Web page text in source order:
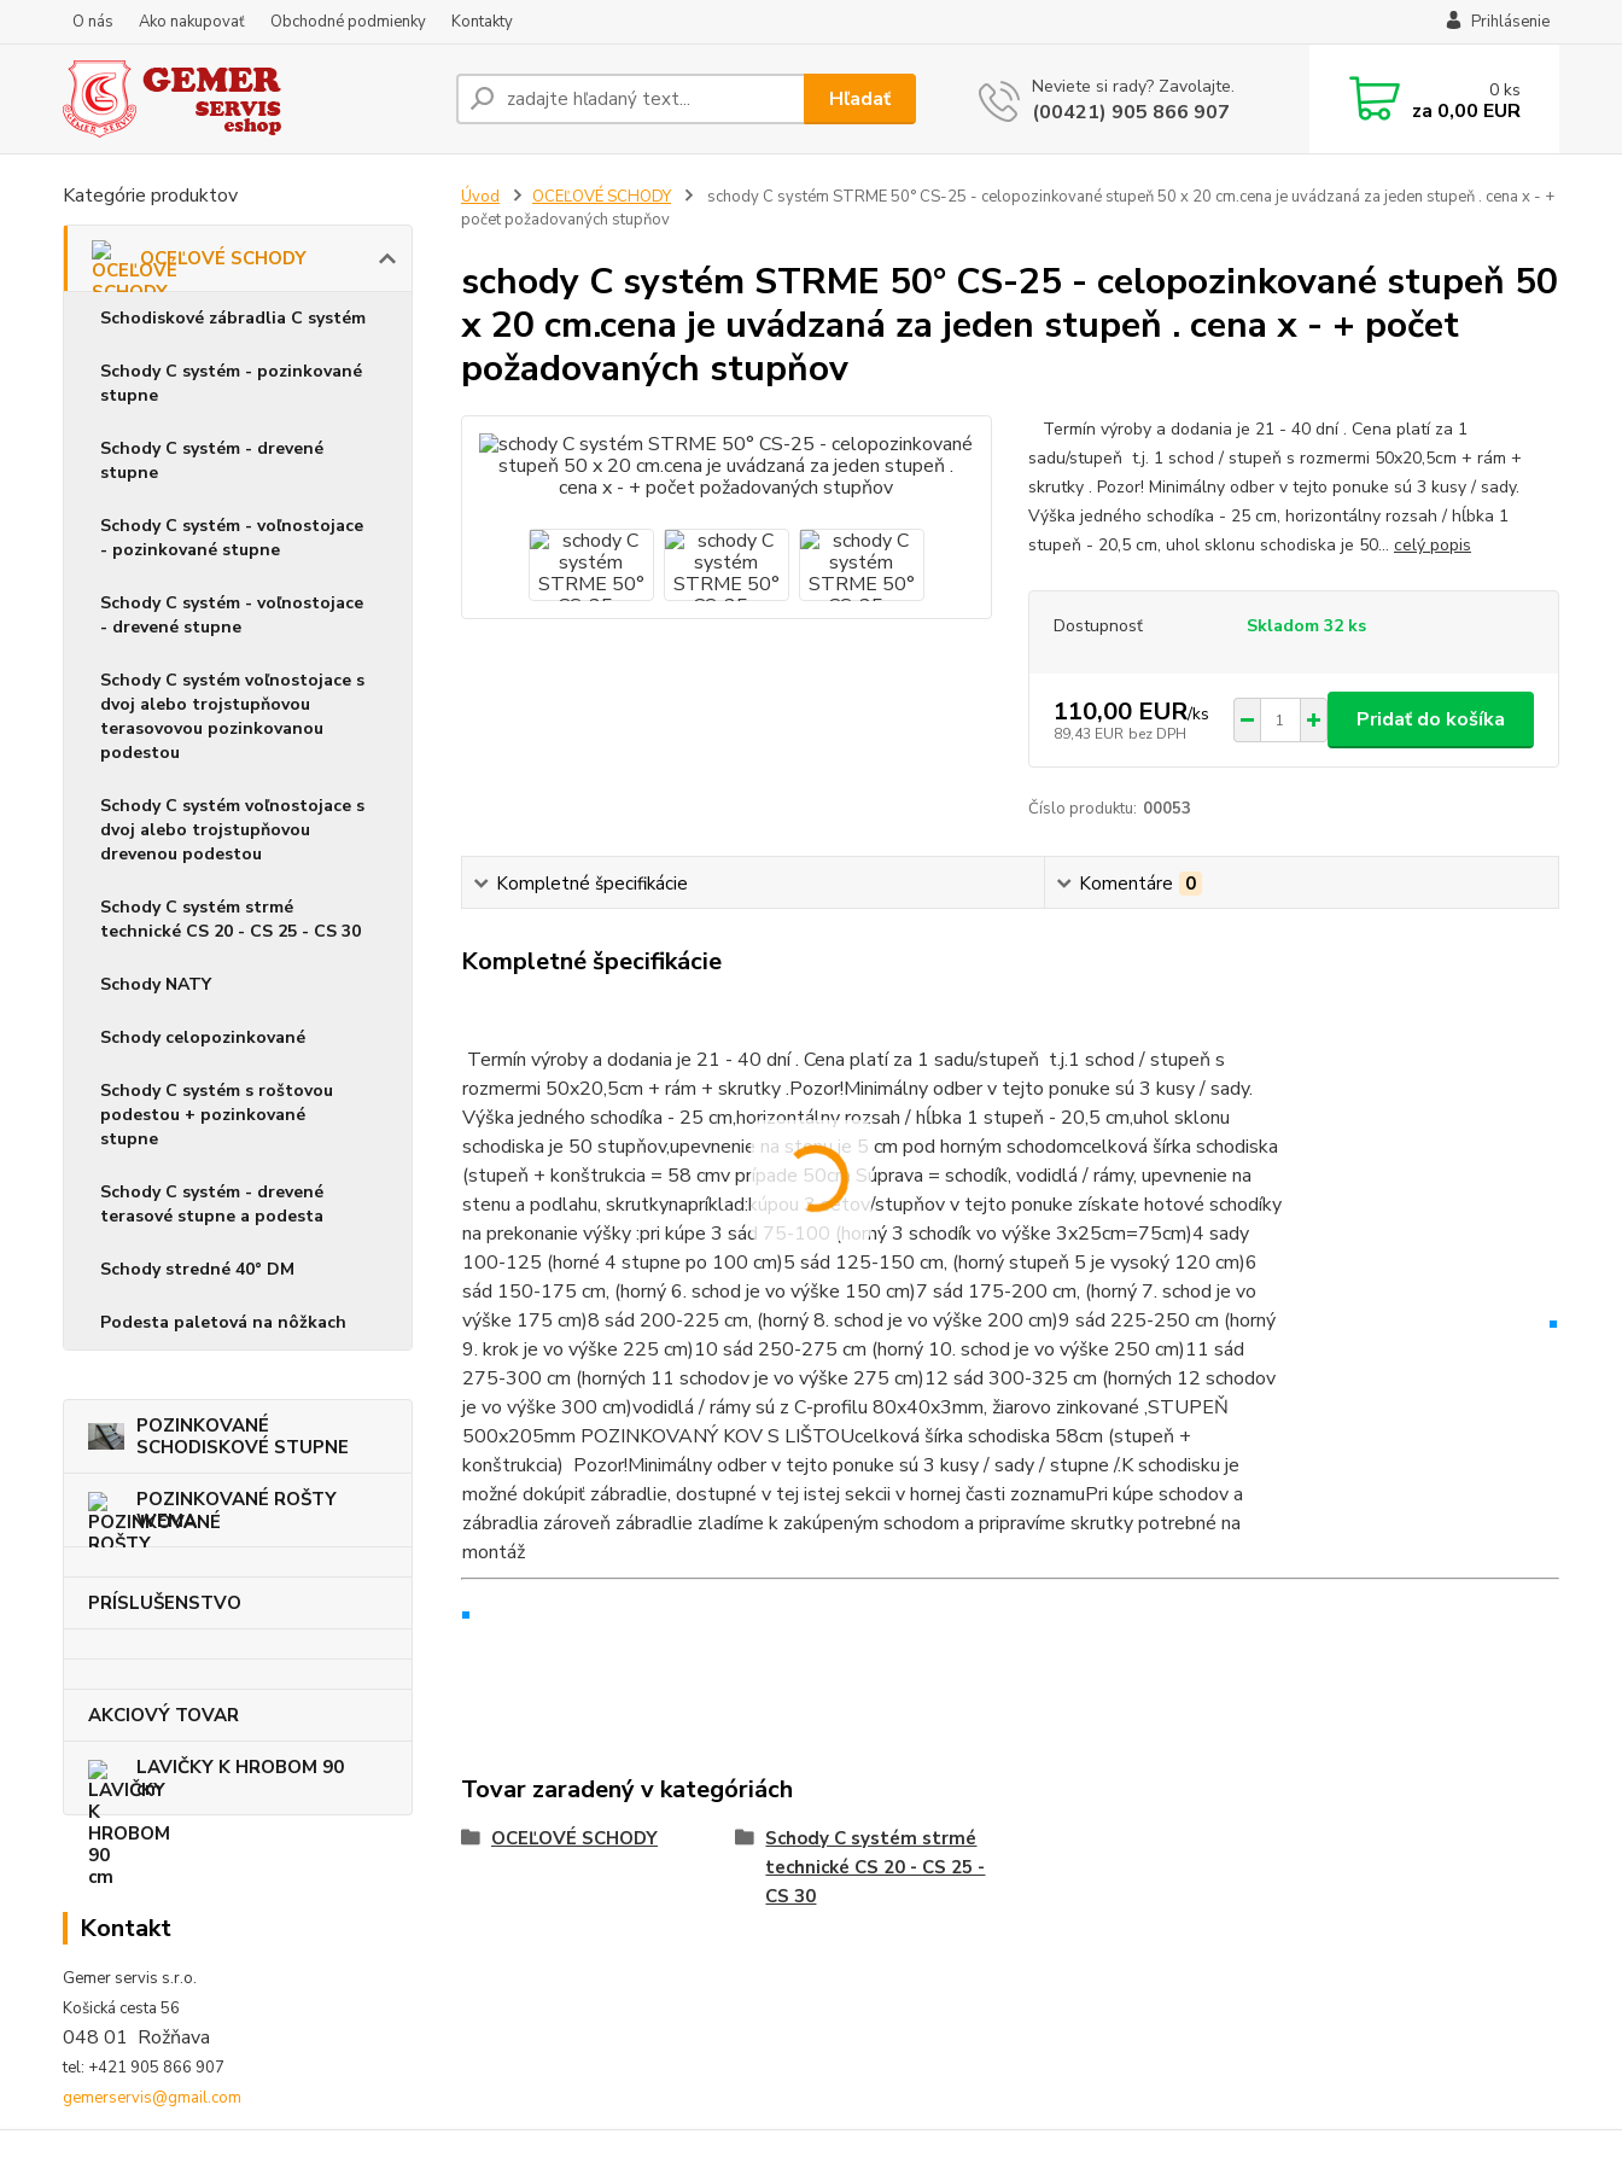
O nás Ako nakupovať Obchodné podmienky Kontakty Prihlásenie
Hľadať Neviete si rady? Zavolajte.
(00421) 905 866 907
0 ks
za 0,00 EUR
Kategórie produktov
OCEĽOVÉ SCHODY
Schodiskové zábradlia C systém
Schody C systém - pozinkované
stupne
Schody C systém - drevené
stupne
Schody C systém - voľnostojace
- pozinkované stupne
Schody C systém - voľnostojace
- drevené stupne
Schody C systém voľnostojace s
dvoj alebo trojstupňovou
terasovovou pozinkovanou
podestou
Schody C systém voľnostojace s
dvoj alebo trojstupňovou
drevenou podestou
Schody C systém strmé
technické CS 20 - CS 25 - CS 30
Schody NATY
Schody celopozinkované
Schody C systém s roštovou
podestou + pozinkované
stupne
Schody C systém - drevené
terasové stupne a podesta
Schody stredné 40° DM
Podesta paletová na nôžkach
POZINKOVANÉ
SCHODISKOVÉ STUPNE
POZINKOVANÉ ROŠTY
WEMA
PRÍSLUŠENSTVO
AKCIOVÝ TOVAR
LAVIČKY K HROBOM 90
cm
Kontakt
Gemer servis s.r.o.
Košická cesta 56
048 01 Rožňava
tel: +421 905 866 907
gemerservis@gmail.com
Úvod OCEĽOVÉ SCHODY
schody C systém STRME 50° CS-25 - celopozinkované stupeň 50 x 20 cm.cena je uvádzaná za jeden stupeň . cena x - +
počet požadovaných stupňov
schody C systém STRME 50° CS-25 - celopozinkované stupeň 50
x 20 cm.cena je uvádzaná za jeden stupeň . cena x - + počet
požadovaných stupňov
Termín výroby a dodania je 21 - 40 dní . Cena platí za 1
sadu/stupeň t.j. 1 schod / stupeň s rozmermi 50x20,5cm + rám +
skrutky . Pozor! Minimálny odber v tejto ponuke sú 3 kusy / sady.
Výška jedného schodíka - 25 cm, horizontálny rozsah / hĺbka 1
stupeň - 20,5 cm, uhol sklonu schodiska je 50... celý popis
Dostupnosť Skladom 32 ks
110,00 EUR/ks
89,43 EUR bez DPH
Pridať do košíka
Číslo produktu: 00053
Kompletné špecifikácie Komentáre 0
Kompletné špecifikácie
Termín výroby a dodania je 21 - 40 dní . Cena platí za 1 sadu/stupeň t.j.1 schod / stupeň s
rozmermi 50x20,5cm + rám + skrutky .Pozor!Minimálny odber v tejto ponuke sú 3 kusy / sady.
Výška jedného schodíka - 25 cm,horizontálny rozsah / hĺbka 1 stupeň - 20,5 cm,uhol sklonu
schodiska je 50 stupňov,upevnenie na stenu je 5 cm pod horným schodomcelková šírka schodiska
(stupeň + konštrukcia = 58 cmv prípade 50cm Súprava = schodík, vodidlá / rámy, upevnenie na
stenu a podlahu, skrutkynapríklad:kúpou 3 setov/stupňov v tejto ponuke získate hotové schodíky
na prekonanie výšky :pri kúpe 3 sád 75-100 (horný 3 schodík vo výške 3x25cm=75cm)4 sady
100-125 (horné 4 stupne po 100 cm)5 sád 125-150 cm, (horný stupeň 5 je vysoký 120 cm)6
sád 150-175 cm, (horný 6. schod je vo výške 150 cm)7 sád 175-200 cm, (horný 7. schod je vo
výške 175 cm)8 sád 200-225 cm, (horný 8. schod je vo výške 200 cm)9 sád 225-250 cm (horný
9. krok je vo výške 225 cm)10 sád 250-275 cm (horný 10. schod je vo výške 250 cm)11 sád
275-300 cm (horných 11 schodov je vo výške 275 cm)12 sád 300-325 cm (horných 12 schodov
je vo výške 300 cm)vodidlá / rámy sú z C-profilu 80x40x3mm, žiarovo zinkované ,STUPEŇ
500x205mm POZINKOVANÝ KOV S LIŠTOUcelková šírka schodiska 58cm (stupeň +
konštrukcia) Pozor!Minimálny odber v tejto ponuke sú 3 kusy / sady / stupne /.K schodisku je
možné dokúpiť zábradlie, dostupné v tej istej sekcii v hornej časti zoznamuPri kúpe schodov a
zábradlia zároveň zábradlie zladíme k zakúpeným schodom a pripravíme skrutky potrebné na
montáž
Tovar zaradený v kategóriách
OCEĽOVÉ SCHODY
Schody C systém strmé
technické CS 20 - CS 25 -
CS 30